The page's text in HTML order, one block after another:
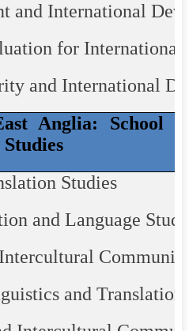
and International
for International
and International
Anglia: School
Studies
and Language
and Translation